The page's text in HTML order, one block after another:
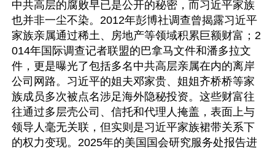
中共高层的腐败早已是公开的秘密，而习近平家族
也并非一尘不染。2012年彭博社调查曾揭露习近平
家族亲属通过稀土、房地产等领域积累巨额财富；2
014年国际调查记者联盟的巴拿马文件和潘多拉文
件，更是曝光了包括多名中共高层亲属在内的离岸
公司网路。习近平的姐夫邓家贵、姐姐齐桥桥等家
族成员多次被点名涉足海外隐秘投资。这些财富往
往通过多层壳公司、信托和代理人掩盖，表面上与
领导人毫无关联，但实则是习近平家族裙带关系下
的权力变现。2025年的美国国会研究服务处报告进